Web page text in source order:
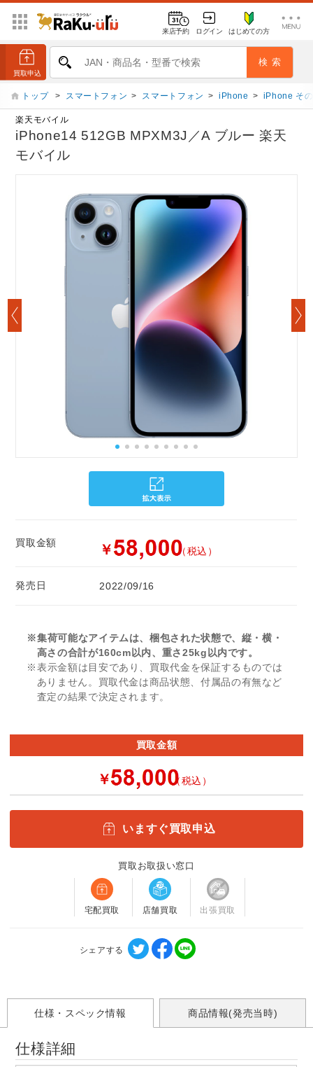
来店予約 ログイン はじめての方
トップ > スマートフォン > スマートフォン > iPhone > iPhone そ
楽天モバイル
iPhone14 512GB MPXM3J／A ブルー 楽天
モバイル
買取金額 ￥ （税込）
発売日 2022/09/16
※集荷可能なアイテムは、梱包された状態で、縦・横・
高さの合計が160cm以内、重さ25kg以内です。
※表示金額は目安であり、買取代金を保証するものでは
ありません。買取代金は商品状態、付属品の有無など
査定の結果で決定されます。
買取金額
￥ （税込）
いますぐ買取申込
買取お取扱い窓口
宅配買取 店舗買取 出張買取
シェアする
仕様・スペック情報 商品情報(発売当時)
仕様詳細